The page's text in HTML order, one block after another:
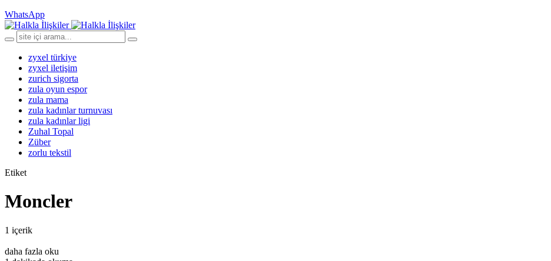
WhatsApp
zyxel türkiye
zyxel iletişim
zurich sigorta
zula oyun espor
zula mama
zula kadınlar turnuvası
zula kadınlar ligi
Zuhal Topal
Züber
zorlu tekstil
Etiket
Moncler
1 içerik
daha fazla oku